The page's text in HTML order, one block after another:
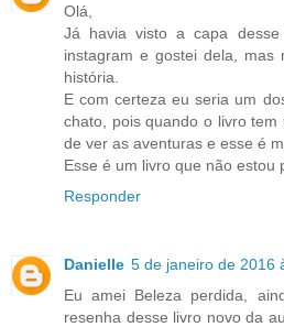
Olá,
Já havia visto a capa
instagram e gostei dela,
história.
E com certeza eu seria um
chato, pois quando o livro
de ver as aventuras e esse é
Esse é um livro que não estou
Responder
Danielle 5 de janeiro de 2016
Eu amei Beleza perdida,
resenha desse livro novo da